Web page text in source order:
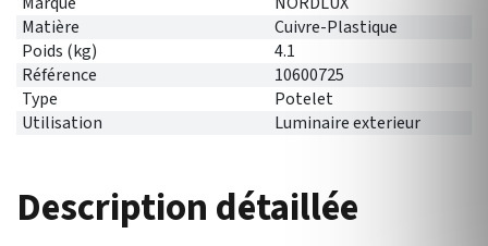
Matière
Cuivre-Plastique
Poids (kg)
4.1
Référence
10600725
Type
Potelet
Utilisation
Luminaire exterieur
Description détaillée